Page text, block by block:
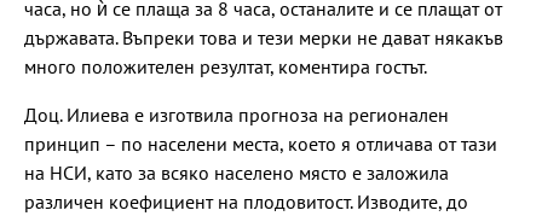
часа, но ѝ се плаща за 8 часа, останалите и се плащат от
държавата. Въпреки това и тези мерки не дават някакъв
много положителен резултат, коментира гостът.
Доц. Илиева е изготвила прогноза на регионален
принцип – по населени места, което я отличава от тази
на НСИ, като за всяко населено място е заложила
различен коефициент на плодовитост. Изводите, до